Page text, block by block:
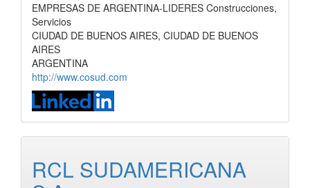
EMPRESAS DE ARGENTINA-LIDERES Construcciones,
Servicios
CIUDAD DE BUENOS AIRES, CIUDAD DE BUENOS
AIRES
ARGENTINA
http://www.cosud.com
RCL SUDAMERICANA